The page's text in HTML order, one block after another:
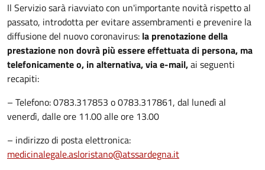
Il Servizio sarà riavviato con un'importante novità rispetto al
passato, introdotta per evitare assembramenti e prevenire la
diffusione del nuovo coronavirus: la prenotazione della
prestazione non dovrà più essere effettuata di persona, ma
telefonicamente o, in alternativa, via e-mail,ai seguenti
recapiti:
– Telefono: 0783.317853 o 0783.317861, dal lunedì al
venerdì, dalle ore 11.00 alle ore 13.00
– indirizzo di posta elettronica:
medicinalegale.asloristano@atssardegna.it